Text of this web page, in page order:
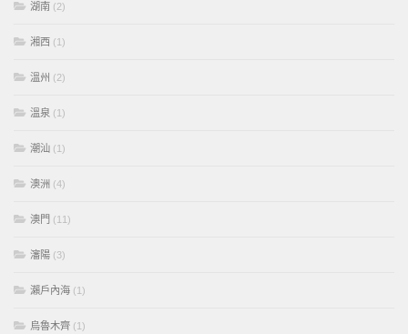
湖南 (2)
湘西 (1)
溫州 (2)
溫泉 (1)
潮汕 (1)
澳洲 (4)
澳門 (11)
瀋陽 (3)
瀨戶內海 (1)
烏魯木齊 (1)